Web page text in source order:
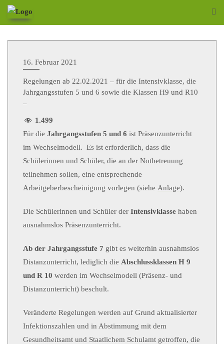
16. Februar 2021
Regelungen ab 22.02.2021 – für die Intensivklasse, die
Jahrgangsstufen 5 und 6 sowie die Klassen H9 und R10
–
1.499
Für die Jahrgangsstufen 5 und 6 ist Präsenzunterricht
im Wechselmodell. Es ist erforderlich, dass die
Schülerinnen und Schüler, die an der Notbetreuung
teilnehmen sollen, eine entsprechende
Arbeitgeberbescheinigung vorlegen (siehe Anlage).
Die Schülerinnen und Schüler der Intensivklasse haben
ausnahmslos Präsenzunterricht.
Ab der Jahrgangsstufe 7 gibt es weiterhin ausnahmslos
Distanzunterricht, lediglich die Abschlussklassen H 9
und R 10 werden im Wechselmodell (Präsenz- und
Distanzunterricht) beschult.
Veränderte Regelungen werden auf Grund aktualisierter
Infektionszahlen und in Abstimmung mit dem
Gesundheitsamt und Staatlichem Schulamt getroffen, die